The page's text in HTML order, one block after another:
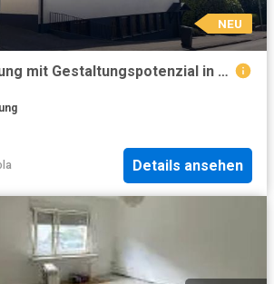
NEU
3 Zimmer Wohnung mit Gestaltungspotenzial in zentrumsnaher Lage von Gummersbach!
Details ansehen